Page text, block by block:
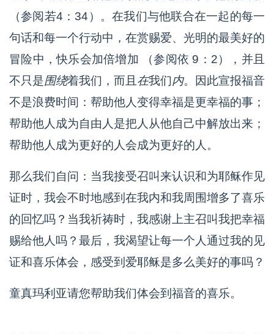
（参阅若4：34）。在我们与他联合在一起的每一
句话和每一个行动中，在赏赐爱、光明的最美好的
冒险中，快乐会加倍增加 （参阅依 9：2），并且
不只是围绕着我们，而且 在我们内。因此宣报福音
不是浪费时间：帮助他人变得幸福是更幸福的事；
帮助他人成为自由人是把人从他自己中解放出来；
帮助他人成为更好的人会成为更好的人。
那么我们自问：当我接受召叫来认识和为耶稣作见
证时，我会不时地感到在我内和我周围增多了喜乐
的回忆吗？当我祈祷时，我感谢上主召叫我把幸福
赐给他人吗？最后，我渴望让每一个人通过我的见
证和喜乐体会，感受到爱耶稣是多么美好的事吗？
童真玛利亚请您帮助我们体会到福音的喜乐。